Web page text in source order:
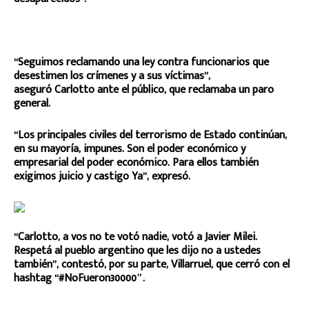
“Seguimos reclamando una ley contra funcionarios que
desestimen los crímenes y a sus víctimas”,
aseguró Carlotto ante el público, que reclamaba un paro
general.
“Los principales civiles del terrorismo de Estado continúan,
en su mayoría, impunes. Son el poder económico y
empresarial del poder económico. Para ellos también
exigimos juicio y castigo Ya”, expresó.
“Carlotto, a vos no te votó nadie, votó a Javier Milei.
Respetá al pueblo argentino que les dijo no a ustedes
también”, contestó, por su parte, Villarruel, que cerró con el
hashtag “#NoFueron30000″.